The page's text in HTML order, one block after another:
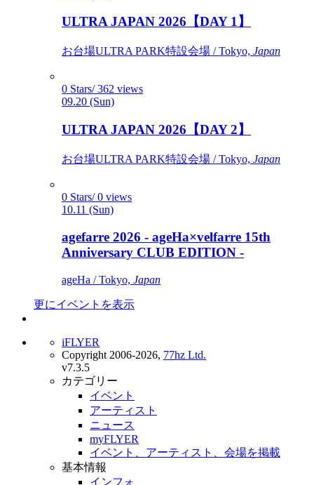
ULTRA JAPAN 2026【DAY 1】
お台場ULTRA PARK特設会場 / Tokyo, Japan
0 Stars/ 362 views
09.20 (Sun)
ULTRA JAPAN 2026【DAY 2】
お台場ULTRA PARK特設会場 / Tokyo, Japan
0 Stars/ 0 views
10.11 (Sun)
agefarre 2026 - ageHa×velfarre 15th
Anniversary CLUB EDITION -
ageHa / Tokyo, Japan
更にイベントを表示
iFLYER
Copyright 2006-2026, 77hz Ltd.
v7.3.5
カテゴリー
イベント
アーティスト
ニュース
myFLYER
イベント、アーティスト、会場を掲載
基本情報
インフォ